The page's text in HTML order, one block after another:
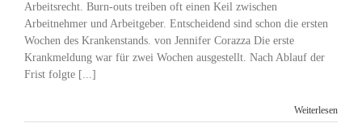
Arbeitsrecht. Burn-outs treiben oft einen Keil zwischen
Arbeitnehmer und Arbeitgeber. Entscheidend sind schon die ersten
Wochen des Krankenstands. von Jennifer Corazza Die erste
Krankmeldung war für zwei Wochen ausgestellt. Nach Ablauf der
Frist folgte [...]
Weiterlesen